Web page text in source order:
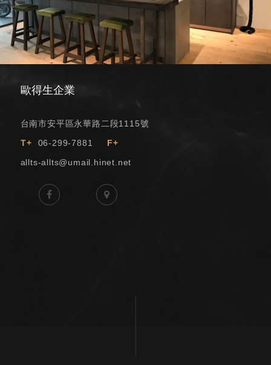
歐得生企業
台南市安平區永華路二段1115號
T+
06-299-7881
F+
allts-allts@umail.hinet.net